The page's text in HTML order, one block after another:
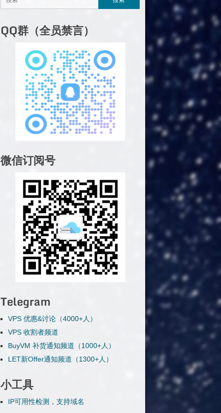
QQ群（全员禁言）
微信订阅号
Telegram
VPS 优惠&讨论（4000+人）
VPS 收割者频道
BuyVM 补货通知频道（1000+人）
LET新Offer通知频道（1300+人）
小工具
IP可用性检测，支持域名